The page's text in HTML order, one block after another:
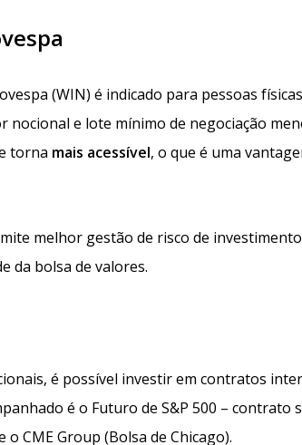
(WIN) é indicado para pessoas
e lote mínimo de negociação
torna mais acessível, o que é uma
melhor gestão de risco de
da bolsa de valores.
é possível investir em contratos
é o Futuro de S&P 500 –
CME Group (Bolsa de Chicago).